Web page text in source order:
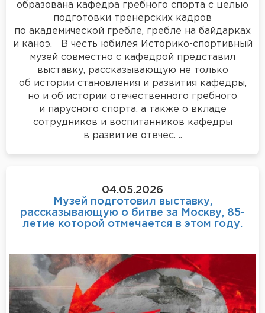
образована кафедра гребного спорта с целью
подготовки тренерских кадров
по академической гребле, гребле на байдарках
и каноэ. В честь юбилея Историко-спортивный
музей совместно с кафедрой представил
выставку, рассказывающую не только
об истории становления и развития кафедры,
но и об истории отечественного гребного
и парусного спорта, а также о вкладе
сотрудников и воспитанников кафедры
в развитие отечес. ..
04.05.2026
Музей подготовил выставку,
рассказывающую о битве за Москву, 85-
летие которой отмечается в этом году.